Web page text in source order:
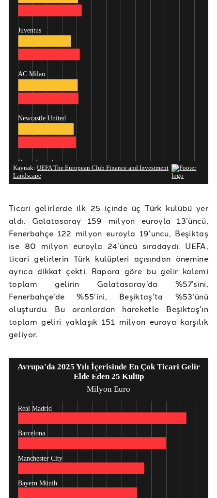
Ticari gelirlerde ilk 25 içinde üç Türk kulübü yer
aldı. Galatasaray 159 milyon euroyla 13’üncü,
Fenerbahçe 122 milyon euroyla 19’uncu, Beşiktaş
ise 80 milyon euroyla 24’üncü sıradaydı. UEFA,
ticari gelirlerin Türk kulüpleri açısından önemine
ayrıca dikkat çekti. Rapora göre bu gelir kalemi
toplam gelirin Galatasaray’da %57’sini,
Fenerbahçe’de %55’ini, Beşiktaş’ta %53’ünü
oluşturdu. Bu oranlardan hareketle Beşiktaş’ın
toplam geliri yaklaşık 151 milyon euroya karşılık
geliyor.